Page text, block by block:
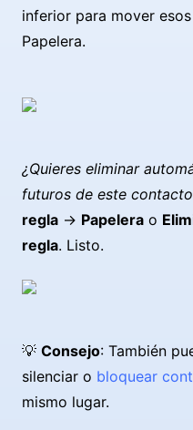
inferior para mover
Papelera.
¿Quieres eliminar
futuros de este
regla → Papelera o
regla. Listo.
💡 Consejo: También
silenciar o bloquear
mismo lugar.